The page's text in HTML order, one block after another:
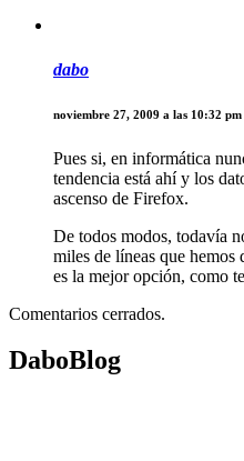
dabo
noviembre 27, 2009 a las 10:32 pm
Pues si, en informática
tendencia está ahí y los
ascenso de Firefox.
De todos modos, todavía
miles de líneas que
es la mejor opción, como
Comentarios cerrados.
DaboBlog